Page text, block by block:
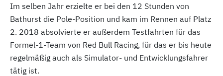
Im selben Jahr erzielte er bei den 12 Stunden von
Bathurst die Pole-Position und kam im Rennen auf Platz
2. 2018 absolvierte er außerdem Testfahrten für das
Formel-1-Team von Red Bull Racing, für das er bis heute
regelmäßig auch als Simulator- und Entwicklungsfahrer
tätig ist.